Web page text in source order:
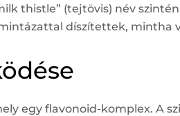
thistle” (tejtövis) név
díszítettek, mintha
egy flavonoid-komplex. A